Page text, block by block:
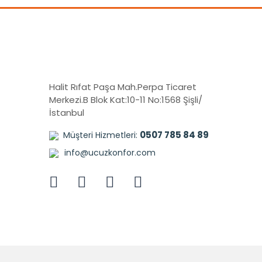
Halit Rıfat Paşa Mah.Perpa Ticaret
Merkezi.B Blok Kat:10-11 No:1568 Şişli/
İstanbul
Müşteri Hizmetleri: 0507 785 84 89
info@ucuzkonfor.com